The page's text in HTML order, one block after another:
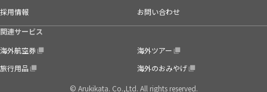
採用情報
お問い合わせ
関連サービス
海外航空券
海外ツアー
旅行用品
海外のおみやげ
© Arukikata. Co.,Ltd. All rights reserved.